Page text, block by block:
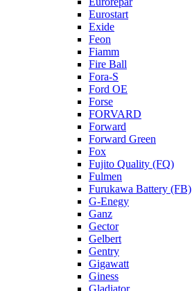
Eurostart
Exide
Feon
Fiamm
Fire Ball
Fora-S
Ford OE
Forse
FORVARD
Forward
Forward Green
Fox
Fujito Quality (FQ)
Fulmen
Furukawa Battery (FB)
G-Enegy
Ganz
Gector
Gelbert
Gentry
Gigawatt
Giness
Gladiator